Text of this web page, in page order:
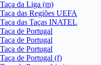
Taça da Liga (m)
Taça das Regiões UEFA
Taça das Taças INATEL
Taça de Portugal
Taça de Portugal
Taça de Portugal
Taça de Portugal (f)